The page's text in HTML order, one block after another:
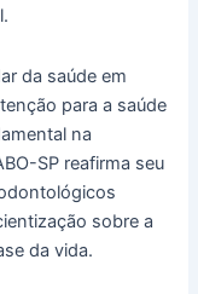
da saúde em
para a saúde
na
SP reafirma seu
sobre a
da vida.